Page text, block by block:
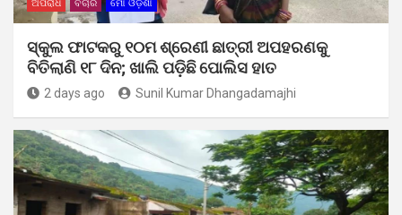
ଅପରାଧ ବିଚାର ମୋ ଓଡ଼ିଶା
ସ୍କୁଲ ଫାଟକରୁ ୧୦ମ ଶ୍ରେଣୀ ଛାତ୍ରୀ ଅପହରଣକୁ
ବିତିଲାଣି ୧୮ ଦିନ; ଖାଲି ପଡ଼ିଛି ପୋଲିସ ହାତ
2 days ago Sunil Kumar Dhangadamajhi